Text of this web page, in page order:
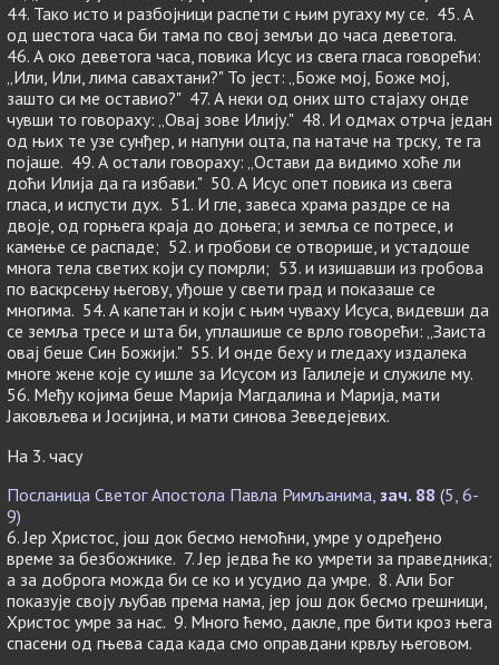
44. Тако исто и разбојници распети с њим ругаху му се. 45. А
од шестога часа би тама по свој земљи до часа деветога.
46. А око деветога часа, повика Исус из свега гласа говорећи:
„Или, Или, лима савахтани?" То јест: „Боже мој, Боже мој,
зашто си ме оставио?" 47. А неки од оних што стајаху онде
чувши то говораху: „Овај зове Илију." 48. И одмах отрча један
од њих те узе сунђер, и напуни оцта, па натаче на трску, те га
појаше. 49. А остали говораху: „Остави да видимо хоће ли
доћи Илија да га избави." 50. А Исус опет повика из свега
гласа, и испусти дух. 51. И гле, завеса храма раздре се на
двоје, од горњега краја до доњега; и земља се потресе, и
камење се распаде; 52. и гробови се отворише, и устадоше
многа тела светих који су помрли; 53. и изишавши из гробова
по васкрсењу његову, уђоше у свети град и показаше се
многима. 54. А капетан и који с њим чуваху Исуса, видевши да
се земља тресе и шта би, уплашише се врло говорећи: „Заиста
овај беше Син Божији." 55. И онде беху и гледаху издалека
многе жене које су ишле за Исусом из Галилеје и служиле му.
56. Међу којима беше Марија Магдалина и Марија, мати
Јаковљева и Јосијина, и мати синова Зеведејевих.
На 3. часу
Посланица Светог Апостола Павла Римљанима, зач. 88 (5, 6-
9)
6. Јер Христос, још док бесмо немоћни, умре у одређено
време за безбожнике. 7. Јер једва ће ко умрети за праведника;
а за доброга можда би се ко и усудио да умре. 8. Али Бог
показује своју љубав према нама, јер још док бесмо грешници,
Христос умре за нас. 9. Много ћемо, дакле, пре бити кроз њега
спасени од гњева сада када смо оправдани крвљу његовом.